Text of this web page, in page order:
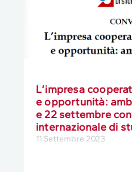
L’impresa
e opportunità:
e 22 settembre
internazionale di
11 Settembre 2023